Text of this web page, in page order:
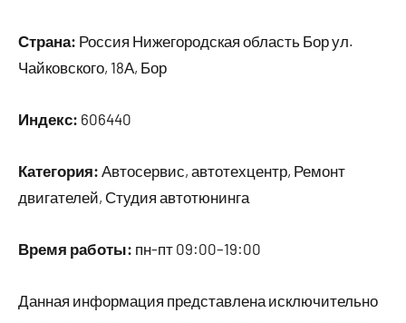
Страна: Россия Нижегородская область Бор ул.
Чайковского, 18А, Бор
Индекс: 606440
Категория: Автосервис, автотехцентр, Ремонт
двигателей, Студия автотюнинга
Время работы: пн-пт 09:00–19:00
Данная информация представлена исключительно